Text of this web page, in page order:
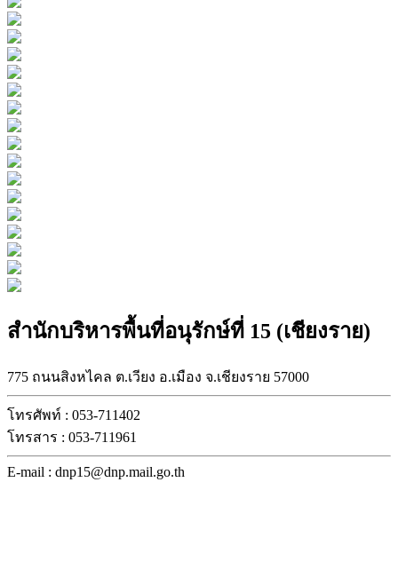
สำนักบริหารพื้นที่อนุรักษ์ที่ 15 (เชียงราย)
775 ถนนสิงหไคล ต.เวียง อ.เมือง จ.เชียงราย 57000
โทรศัพท์ : 053-711402
โทรสาร : 053-711961
E-mail : dnp15@dnp.mail.go.th